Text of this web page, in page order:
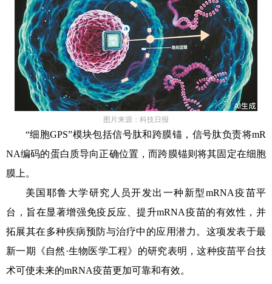
图片来源：科技日报
“细胞GPS”模块包括信号肽和跨膜锚，信号肽负责将mR
NA编码的蛋白质导向正确位置，而跨膜锚则将其固定在细胞
膜上。
美国耶鲁大学研究人员开发出一种新型mRNA疫苗平
台，旨在显著增强免疫反应、提升mRNA疫苗的有效性，并
拓展其在多种疾病预防与治疗中的应用潜力。这项发表于最
新一期《自然·生物医学工程》的研究表明，这种疫苗平台技
术可使未来的mRNA疫苗更加可靠和有效。